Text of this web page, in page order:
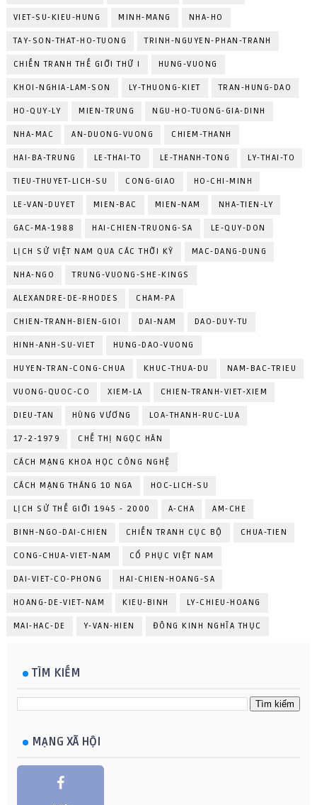
VIET-SU-KIEU-HUNG MINH-MANG NHA-HO
TAY-SON-THAT-HO-TUONG TRINH-NGUYEN-PHAN-TRANH
CHIẾN TRANH THẾ GIỚI THỨ I HUNG-VUONG
KHOI-NGHIA-LAM-SON LY-THUONG-KIET TRAN-HUNG-DAO
HO-QUY-LY MIEN-TRUNG NGU-HO-TUONG-GIA-DINH
NHA-MAC AN-DUONG-VUONG CHIEM-THANH
HAI-BA-TRUNG LE-THAI-TO LE-THANH-TONG LY-THAI-TO
TIEU-THUYET-LICH-SU CONG-GIAO HO-CHI-MINH
LE-VAN-DUYET MIEN-BAC MIEN-NAM NHA-TIEN-LY
GAC-MA-1988 HAI-CHIEN-TRUONG-SA LE-QUY-DON
LỊCH SỬ VIỆT NAM QUA CÁC THỜI KỲ MAC-DANG-DUNG
NHA-NGO TRUNG-VUONG-SHE-KINGS
ALEXANDRE-DE-RHODES CHAM-PA
CHIEN-TRANH-BIEN-GIOI DAI-NAM DAO-DUY-TU
HINH-ANH-SU-VIET HUNG-DAO-VUONG
HUYEN-TRAN-CONG-CHUA KHUC-THUA-DU NAM-BAC-TRIEU
VUONG-QUOC-CO XIEM-LA CHIEN-TRANH-VIET-XIEM
DIEU-TAN HÙNG VƯƠNG LOA-THANH-RUC-LUA
17-2-1979 CHẾ THỊ NGỌC HÂN
CÁCH MẠNG KHOA HỌC CÔNG NGHỆ
CÁCH MẠNG THÁNG 10 NGA HOC-LICH-SU
LỊCH SỬ THẾ GIỚI 1945 - 2000 A-CHA AM-CHE
BINH-NGO-DAI-CHIEN CHIẾN TRANH CỤC BỘ CHUA-TIEN
CONG-CHUA-VIET-NAM CỔ PHỤC VIỆT NAM
DAI-VIET-CO-PHONG HAI-CHIEN-HOANG-SA
HOANG-DE-VIET-NAM KIEU-BINH LY-CHIEU-HOANG
MAI-HAC-DE Y-VAN-HIEN ĐÔNG KINH NGHĨA THỤC
TÌM KIẾM
MẠNG XÃ HỘI